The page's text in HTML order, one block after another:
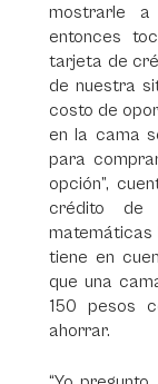
mostrarle a
entonces
tarjeta de
de nuestra
costo de
en la cama
para
opción”,
crédito de
matemáticas
tiene en
que una
150 pesos
ahorrar.